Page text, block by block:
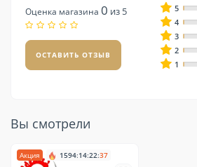
Оценка магазина 0 из 5
ОСТАВИТЬ ОТЗЫВ
5
4
3
2
1
Вы смотрели
Акция 1594:14:22:37